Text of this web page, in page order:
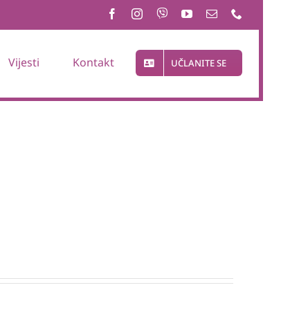
Vijesti Kontakt UČLANITE SE